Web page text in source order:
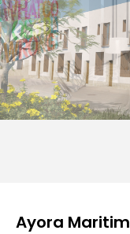
Ayora Maritim